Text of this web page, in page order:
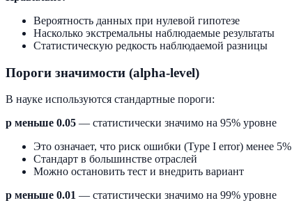
Вероятность данных при нулевой гипотезе
Насколько экстремальны наблюдаемые результаты
Статистическую редкость наблюдаемой разницы
Пороги значимости (alpha-level)
В науке используются стандартные пороги:
p меньше 0.05 — статистически значимо на 95% уровне
Это означает, что риск ошибки (Type I error) менее 5%
Стандарт в большинстве отраслей
Можно остановить тест и внедрить вариант
p меньше 0.01 — статистически значимо на 99% уровне